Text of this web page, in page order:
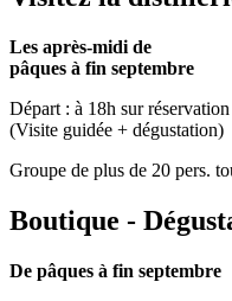
Les après-midi de
pâques à fin septembre
Départ : à 18h sur réservation
(Visite guidée + dégustation)
Groupe de plus de 20 pers.
Boutique -
De pâques à fin septembre